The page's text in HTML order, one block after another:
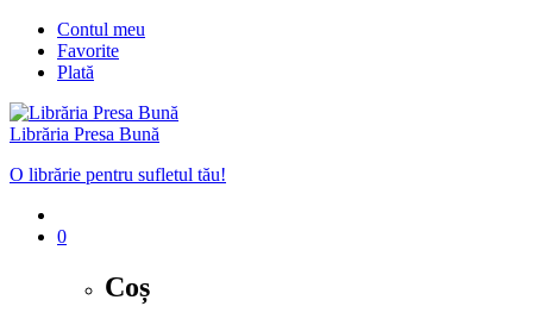
Contul meu
Favorite
Plată
Librăria Presa Bună
O librărie pentru sufletul tău!
0
Coș